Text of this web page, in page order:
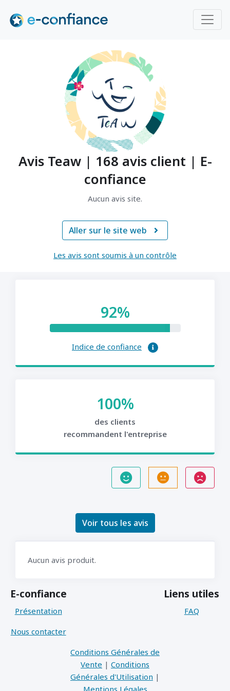
Avis Teaw | 168 avis client | E-
confiance
Aucun avis site.
Aller sur le site web 
Les avis sont soumis à un contrôle
92%
Indice de confiance
100%
des clients
recommandent l'entreprise
Voir tous les avis
Aucun avis produit.
E-confiance
Présentation
Nous contacter
Liens utiles
FAQ
Conditions Générales de
Vente | Conditions
Générales d'Utilisation |
Mentions Légales